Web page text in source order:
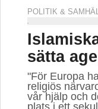
POLITIK &
sätta
"För Europa
religiös
vår hjälp och
plats i ett